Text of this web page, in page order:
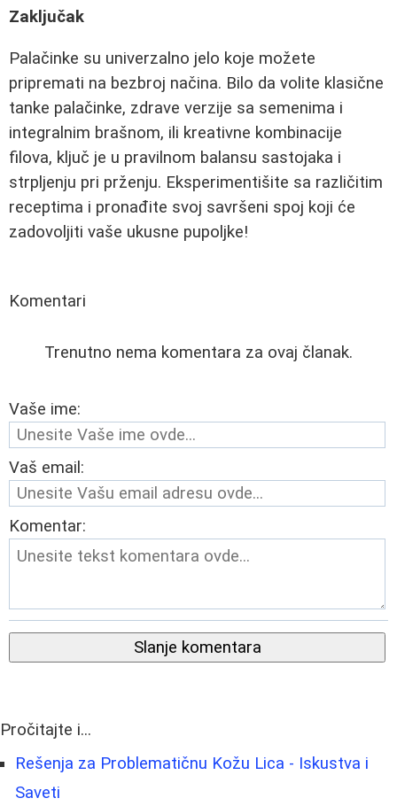
Zaključak
Palačinke su univerzalno jelo koje možete
pripremati na bezbroj načina. Bilo da volite klasične
tanke palačinke, zdrave verzije sa semenima i
integralnim brašnom, ili kreativne kombinacije
filova, ključ je u pravilnom balansu sastojaka i
strpljenju pri prženju. Eksperimentišite sa različitim
receptima i pronađite svoj savršeni spoj koji će
zadovoljiti vaše ukusne pupoljke!
Komentari
Trenutno nema komentara za ovaj članak.
Vaše ime:
Vaš email:
Komentar:
Slanje komentara
Pročitajte i...
Rešenja za Problematičnu Kožu Lica - Iskustva i
Saveti